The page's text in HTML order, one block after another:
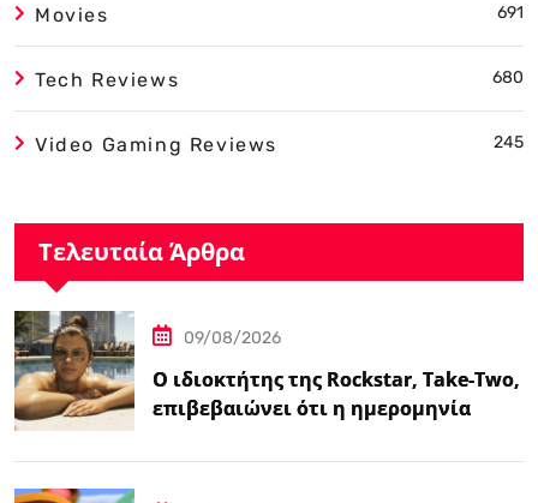
Movies 691
Tech Reviews 680
Video Gaming Reviews 245
Τελευταία Άρθρα
09/08/2026
Ο ιδιοκτήτης της Rockstar, Take-Two,
επιβεβαιώνει ότι η ημερομηνία